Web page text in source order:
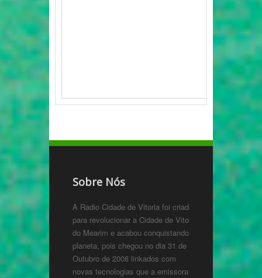
Sobre Nós
A Radio Cidade de Vitoria foi criada
para revolucionar a Cidade de Vitoria
do Mearim e acabou conquistando o
planeta, pois chegou no dia 31 de
Outubro de 2008 linkados com
novas tecnologias que a emissora